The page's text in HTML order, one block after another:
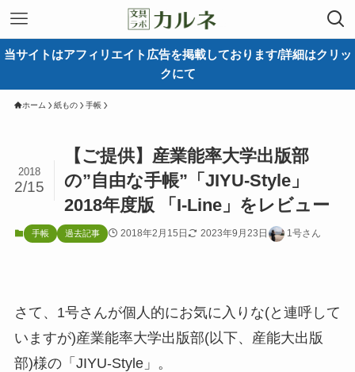
当サイトはアフィリエイト広告を掲載しております/詳細はクリッ
クにて
ホーム 紙もの 手帳
【ご提供】産業能率大学出版部
の”自由な手帳”「JIYU-Style」
2018年度版 「I-Line」をレビュー
2018
2/15
手帳 過去記事 2018年2月15日 2023年9月23日 1号さん
さて、1号さんが個人的にお気に入りな(と連呼して
いますが)産業能率大学出版部(以下、産能大出版
部)様の「JIYU-Style」。